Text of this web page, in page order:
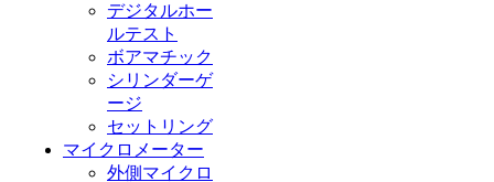
デジタルホー
ルテスト
ボアマチック
シリンダーゲ
ージ
セットリング
マイクロメーター
外側マイクロ